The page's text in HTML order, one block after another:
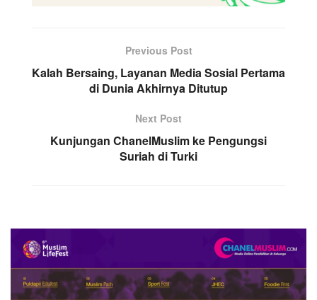
Previous Post
Kalah Bersaing, Layanan Media Sosial Pertama
di Dunia Akhirnya Ditutup
Next Post
Kunjungan ChanelMuslim ke Pengungsi
Suriah di Turki